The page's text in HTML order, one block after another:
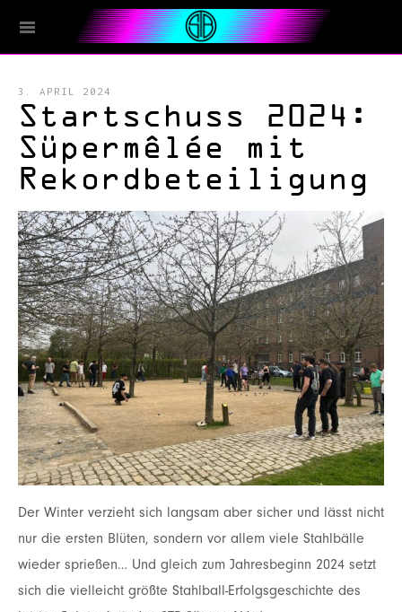
3. APRIL 2024
Startschuss 2024:
Süpermêlée mit
Rekordbeteiligung
Der Winter verzieht sich langsam aber sicher und lässt nicht
nur die ersten Blüten, sondern vor allem viele Stahlbälle
wieder sprießen… Und gleich zum Jahresbeginn 2024 setzt
sich die vielleicht größte Stahlball-Erfolgsgeschichte des